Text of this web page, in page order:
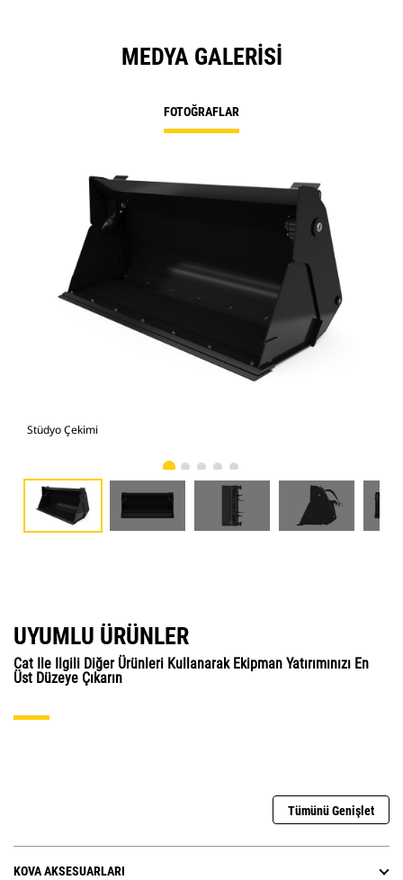
MEDYA GALERISI
FOTOĞRAFLAR
Stüdyo Çekimi
UYUMLU ÜRÜNLER
Cat Ile Ilgili Diğer Ürünleri Kullanarak Ekipman Yatırımınızı En
Üst Düzeye Çıkarın
Tümünü Genişlet
KOVA AKSESUARLARI